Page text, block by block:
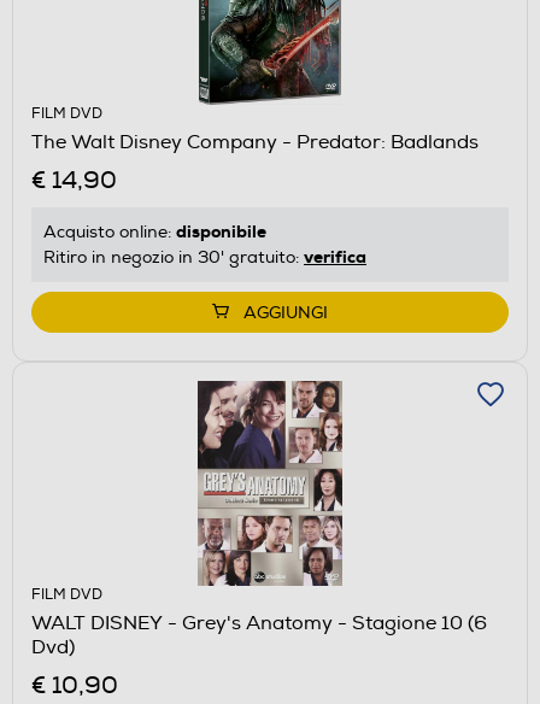
FILM DVD
The Walt Disney Company - Predator: Badlands
€ 14,90
Acquisto online: disponibile
Ritiro in negozio in 30' gratuito: verifica
AGGIUNGI
FILM DVD
WALT DISNEY - Grey's Anatomy - Stagione 10 (6
Dvd)
€ 10,90